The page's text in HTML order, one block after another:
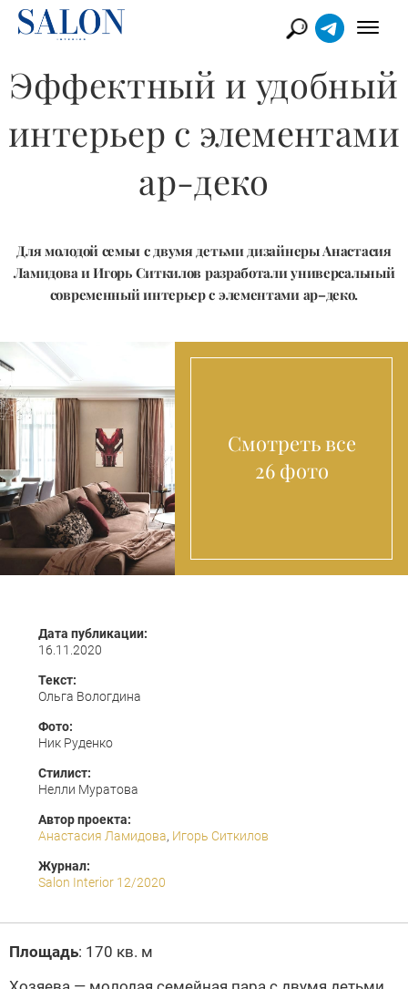
Эффектный и удобный
интерьер с элементами
ар-деко
Для молодой семьи с двумя детьми дизайнеры Анастасия
Ламидова и Игорь Ситкилов разработали универсальный
современный интерьер с элементами ар–деко.
Смотреть все
26 фото
Дата публикации:
16.11.2020
Текст:
Ольга Вологдина
Фото:
Ник Руденко
Стилист:
Нелли Муратова
Автор проекта:
Анастасия Ламидова, Игорь Ситкилов
Журнал:
Salon Interior 12/2020
Площадь: 170 кв. м